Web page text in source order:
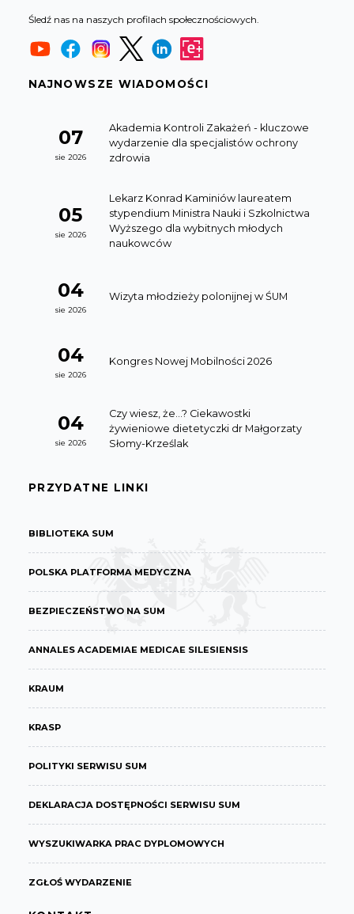
Śledź nas na naszych profilach społecznościowych.
NAJNOWSZE WIADOMOŚCI
07
sie 2026
Akademia Kontroli Zakażeń - kluczowe
wydarzenie dla specjalistów ochrony
zdrowia
05
sie 2026
Lekarz Konrad Kaminiów laureatem
stypendium Ministra Nauki i Szkolnictwa
Wyższego dla wybitnych młodych
naukowców
04
sie 2026
Wizyta młodzieży polonijnej w ŚUM
04
sie 2026
Kongres Nowej Mobilności 2026
04
sie 2026
Czy wiesz, że…? Ciekawostki
żywieniowe dietetyczki dr Małgorzaty
Słomy-Krześlak
PRZYDATNE LINKI
BIBLIOTEKA SUM
POLSKA PLATFORMA MEDYCZNA
BEZPIECZEŃSTWO NA SUM
ANNALES ACADEMIAE MEDICAE SILESIENSIS
KRAUM
KRASP
POLITYKI SERWISU SUM
DEKLARACJA DOSTĘPNOŚCI SERWISU SUM
WYSZUKIWARKA PRAC DYPLOMOWYCH
ZGŁOŚ WYDARZENIE